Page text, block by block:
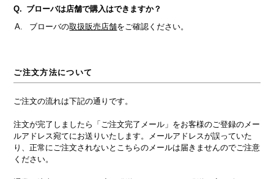
ブローバは店舗で購入はできますか？
ブローバの取扱販売店舗をご確認ください。
ご注文方法について
ご注文の流れは下記の通りです。
注文が完了しましたら「ご注文完了メール」をお客様のご登録のメー
ルアドレス宛てにお送りいたします。メールアドレスが誤っていた
り、正常にご注文されないとこちらのメールは届きませんのでご注意
ください。